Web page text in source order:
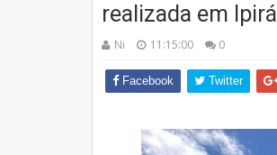
realizada em Ipirá
Ni 11:15:00 0
Facebook Twitter